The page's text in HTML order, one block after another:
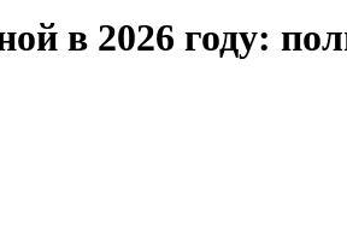
в 2026 году: